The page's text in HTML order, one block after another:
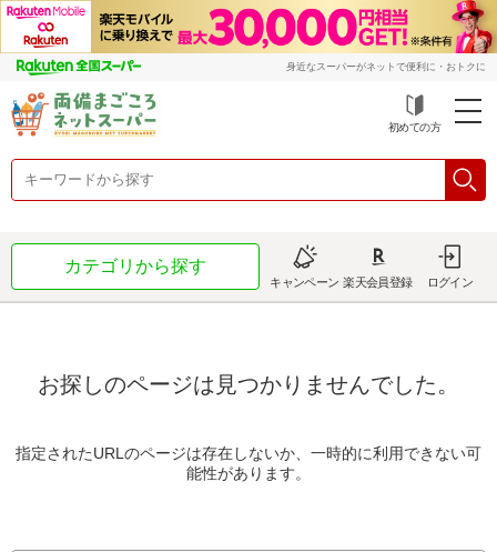
身近なスーパーがネットで便利に・おトクに
初めての方
カテゴリから探す
キャンペーン 楽天会員登録 ログイン
お探しのページは見つかりませんでした。
指定されたURLのページは存在しないか、一時的に利用できない可
能性があります。